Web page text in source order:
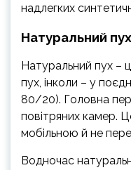
надлегких
Натуральний
Натуральний пух –
пух, інколи – у
80/20). Головна
повітряних камер.
мобільною й не
Водночас